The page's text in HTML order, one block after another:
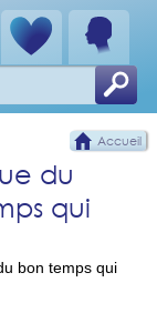
Accueil
du
qui
bon temps qui